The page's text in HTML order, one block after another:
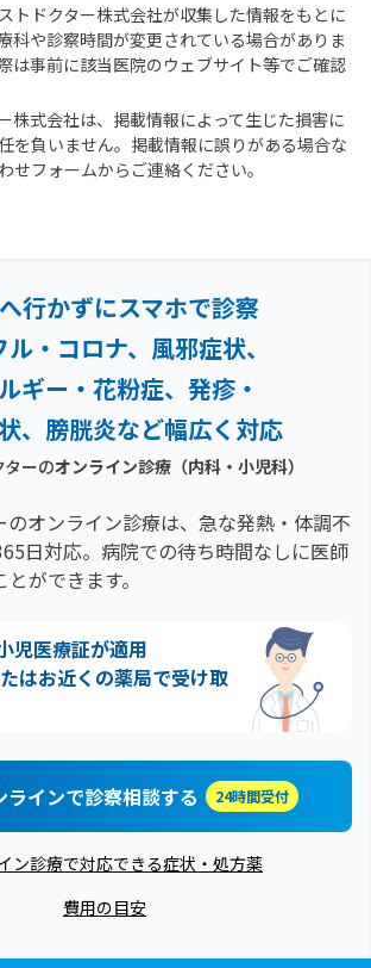
トドクター株式会社が収集した情報をもとに
科や診察時間が変更されている場合がありま
は事前に該当医院のウェブサイト等でご確認
株式会社は、掲載情報によって生じた損害に
を負いません。掲載情報に誤りがある場合な
せフォームからご連絡ください。
行かずにスマホで診察
ル・コロナ、風邪症状、
ギー・花粉症、 発疹・
、膀胱炎など幅広く対応
ターのオンライン診療（内科・小児科）
のオンライン診療は、急な発熱・体調不
日対応。 病院での待ち時間なしに医師
ができます。
児医療証が適用
はお近くの薬局で受け取
ラインで診察相談する 24時間受付
ン診療で対応できる症状・処方薬
費用の目安